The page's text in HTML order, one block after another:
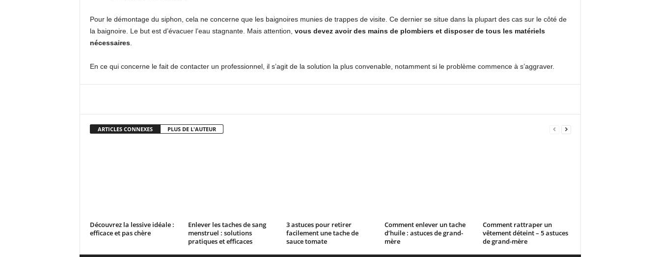
Pour le démontage du siphon, cela ne concerne que les baignoires munies de trappes de visite. Ce dernier se situe dans la plupart des cas sur le côté de
la baignoire. Le but est d’évacuer l’eau stagnante. Mais attention, vous devez avoir des mains de plombiers et disposer de tous les matériels
nécessaires.
En ce qui concerne le fait de contacter un professionnel, il s’agit de la solution la plus convenable, notamment si le problème commence à s’aggraver.
ARTICLES CONNEXES PLUS DE L'AUTEUR
Découvrez la lessive idéale :
efficace et pas chère
Enlever les taches de sang
menstruel : solutions
pratiques et efficaces
3 astuces pour retirer
facilement une tache de
sauce tomate
Comment enlever un tache
d’huile : astuces de grand-
mère
Comment rattraper un
vêtement déteint – 5 astuces
de grand-mère